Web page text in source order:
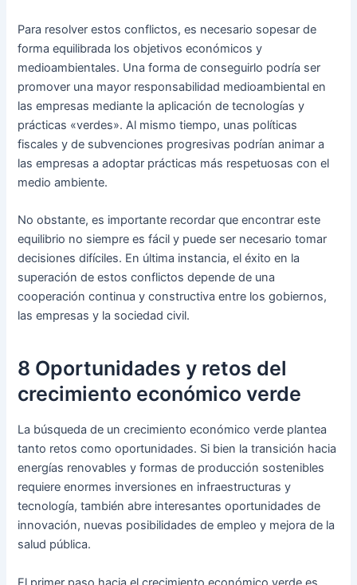
Para resolver estos conflictos, es necesario sopesar de
forma equilibrada los objetivos económicos y
medioambientales. Una forma de conseguirlo podría ser
promover una mayor responsabilidad medioambiental en
las empresas mediante la aplicación de tecnologías y
prácticas «verdes». Al mismo tiempo, unas políticas
fiscales y de subvenciones progresivas podrían animar a
las empresas a adoptar prácticas más respetuosas con el
medio ambiente.
No obstante, es importante recordar que encontrar este
equilibrio no siempre es fácil y puede ser necesario tomar
decisiones difíciles. En última instancia, el éxito en la
superación de estos conflictos depende de una
cooperación continua y constructiva entre los gobiernos,
las empresas y la sociedad civil.
8 Oportunidades y retos del
crecimiento económico verde
La búsqueda de un crecimiento económico verde plantea
tanto retos como oportunidades. Si bien la transición hacia
energías renovables y formas de producción sostenibles
requiere enormes inversiones en infraestructuras y
tecnología, también abre interesantes oportunidades de
innovación, nuevas posibilidades de empleo y mejora de la
salud pública.